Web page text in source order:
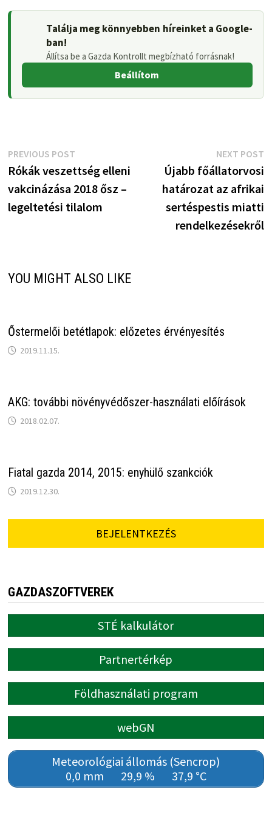
Találja meg könnyebben híreinket a Google-
ban!
Állítsa be a Gazda Kontrollt megbízható forrásnak!
Beállítom
Bejegyzés
navigáció
PREVIOUS POSTPrevious
post:
Rókák veszettség elleni
vakcinázása 2018 ősz –
legeltetési tilalom
NEXT POST
Újabb főállatorvosi
határozat az afrikai
sertéspestis miatti
rendelkezésekről
YOU MIGHT ALSO LIKE
Őstermelői betétlapok: előzetes érvényesítés
2019.11.15.
AKG: további növényvédőszer-használati előírások
2018.02.07.
Fiatal gazda 2014, 2015: enyhülő szankciók
2019.12.30.
BEJELENTKEZÉS
GAZDASZOFTVEREK
STÉ kalkulátor
Partnertérkép
Földhasználati program
webGN
Meteorológiai állomás (Sencrop)
0,0 mm
29,9 % 37,9 °C